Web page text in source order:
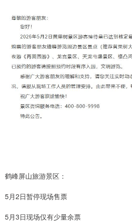
鹤峰屏山旅游景区：
5月2日暂停现场售票
5月3日现场仅有少量余票